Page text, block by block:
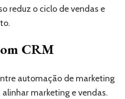
reduz o ciclo de vendas e
CRM
automação de marketing
alinhar marketing e vendas.